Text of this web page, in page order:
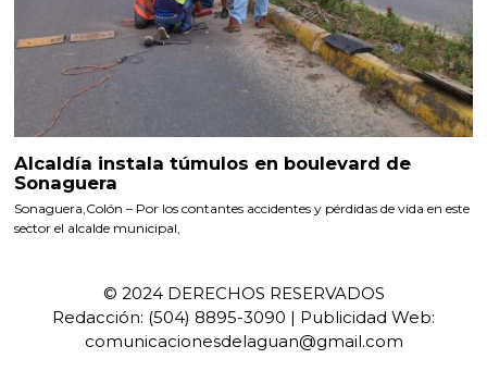
Alcaldía instala túmulos en boulevard de
Sonaguera
Sonaguera,Colón – Por los contantes accidentes y pérdidas de vida en este
sector el alcalde municipal,
© 2024 DERECHOS RESERVADOS
Redacción: (504) 8895-3090 | Publicidad Web:
comunicacionesdelaguan@gmail.com